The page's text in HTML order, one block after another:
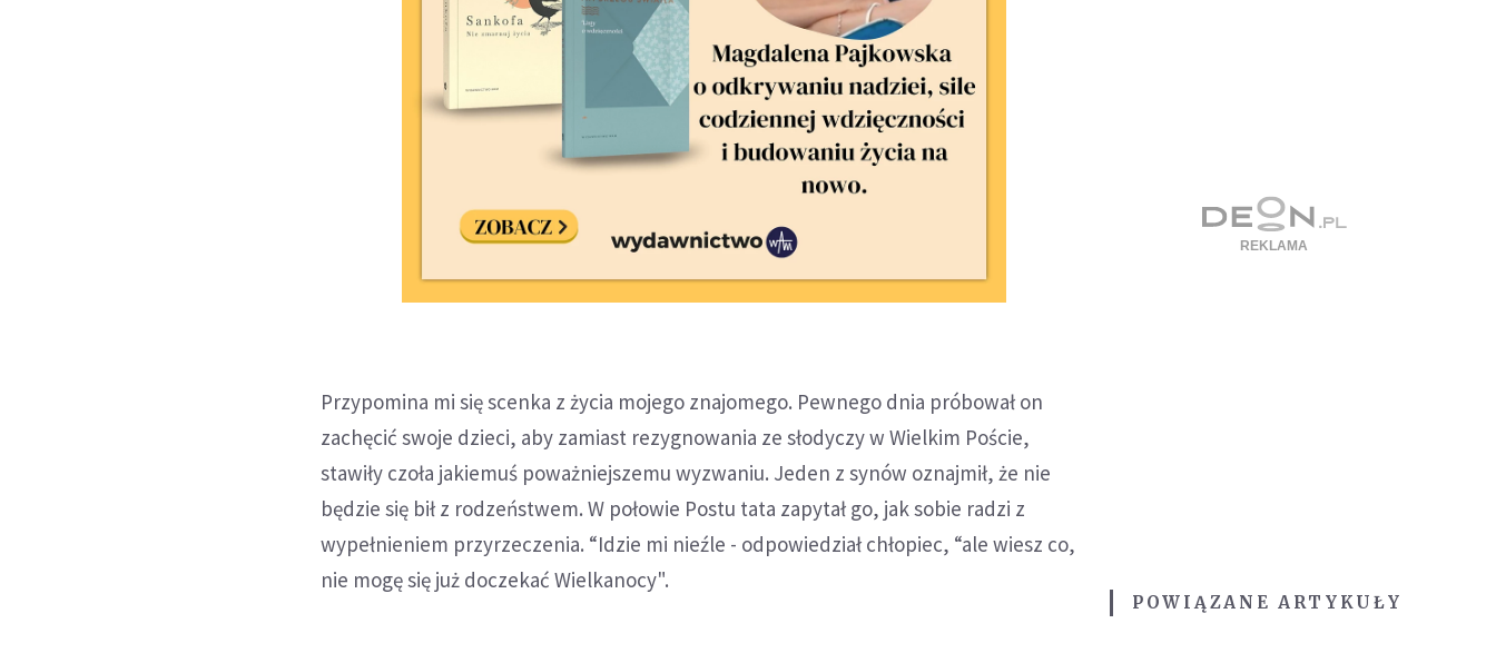
Przypomina mi się scenka z życia mojego znajomego. Pewnego dnia próbował on
zachęcić swoje dzieci, aby zamiast rezygnowania ze słodyczy w Wielkim Poście,
stawiły czoła jakiemuś poważniejszemu wyzwaniu. Jeden z synów oznajmił, że nie
będzie się bił z rodzeństwem. W połowie Postu tata zapytał go, jak sobie radzi z
wypełnieniem przyrzeczenia. “Idzie mi nieźle - odpowiedział chłopiec, “ale wiesz co,
nie mogę się już doczekać Wielkanocy".
POWIĄZANE ARTYKUŁY